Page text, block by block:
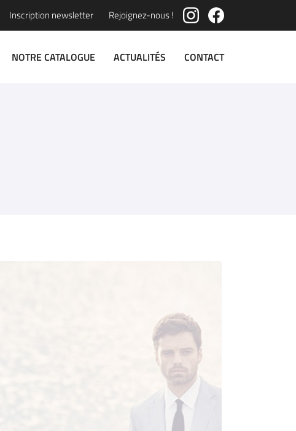
Inscription newsletter Rejoignez-nous !
NOTRE CATALOGUE ACTUALITÉS CONTACT